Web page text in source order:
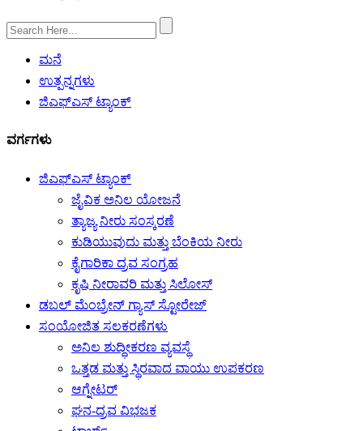
ಮನೆ
ಉತ್ಪನ್ನಗಳು
ಜಿಎಫ್‌ಎಸ್ ಟ್ಯಾಂಕ್
ವರ್ಗಗಳು
ಜಿಎಫ್‌ಎಸ್ ಟ್ಯಾಂಕ್
ಜೈವಿಕ ಅನಿಲ ಯೋಜನೆ
ತ್ಯಾಜ್ಯ ನೀರು ಸಂಸ್ಕರಣೆ
ಕುಡಿಯುವುದು ಮತ್ತು ಬೆಂಕಿಯ ನೀರು
ಕೈಗಾರಿಕಾ ದ್ರವ ಸಂಗ್ರಹ
ಕೃಷಿ ನೀರಾವರಿ ಮತ್ತು ಸಿಲೋಸ್
ಡಬಲ್ ಮೆಂಬ್ರೇನ್ ಗ್ಯಾಸ್ ಸ್ಟೋರೇಜ್
ಸಂಯೋಜಿತ ಸಲಕರಣೆಗಳು
ಅನಿಲ ಶುದ್ಧೀಕರಣ ವ್ಯವಸ್ಥೆ
ಒತ್ತಡ ಮತ್ತು ಸ್ಥಿರವಾದ ವಾಯು ಉಪಕರಣ
ಆಗ್ನೇಟರ್
ಘನ-ದ್ರವ ವಿಭಜಕ